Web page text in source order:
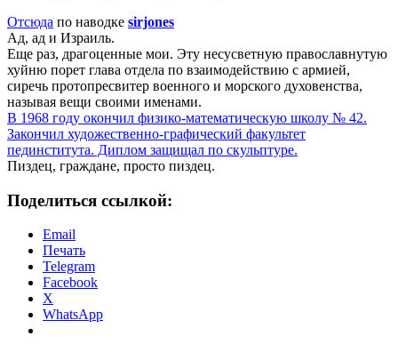
Отсюда по наводке sirjones
Ад, ад и Израиль.
Еще раз, драгоценные мои. Эту несусветную православнутую
хуйню порет глава отдела по взаимодействию с армией,
сиречь протопресвитер военного и морского духовенства,
называя вещи своими именами.
В 1968 году окончил физико-математическую школу № 42.
Закончил художественно-графический факультет
пединститута. Диплом защищал по скульптуре.
Пиздец, граждане, просто пиздец.
Поделиться ссылкой:
Email
Печать
Telegram
Facebook
X
WhatsApp